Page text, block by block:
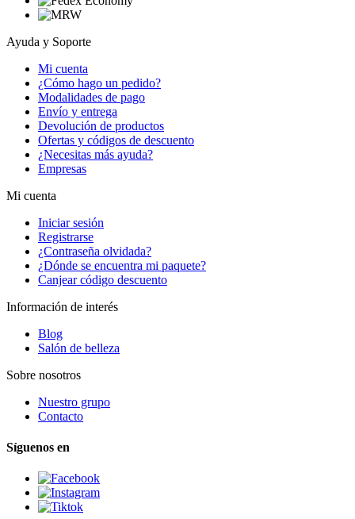
Ayuda y Soporte
Mi cuenta
¿Cómo hago un pedido?
Modalidades de pago
Envío y entrega
Devolución de productos
Ofertas y códigos de descuento
¿Necesitas más ayuda?
Empresas
Mi cuenta
Iniciar sesión
Registrarse
¿Contraseña olvidada?
¿Dónde se encuentra mi paquete?
Canjear código descuento
Información de interés
Blog
Salón de belleza
Sobre nosotros
Nuestro grupo
Contacto
Síguenos en